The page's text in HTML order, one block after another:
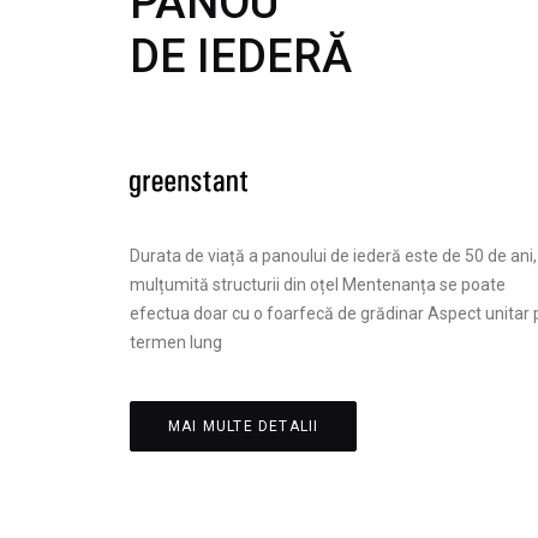
DE IEDERĂ
Durata de viață a panoului de iederă este de 50 de ani,
mulțumită structurii din oțel Mentenanța se poate
efectua doar cu o foarfecă de grădinar Aspect unitar
termen lung
MAI MULTE DETALII